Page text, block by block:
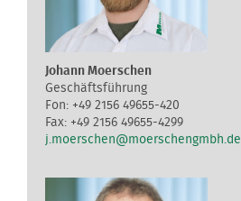
Johann Moerschen
Geschäftsführung
+49 2156 49655-420
+49 2156 49655-4299
j.moerschen@moerschengmbh.de